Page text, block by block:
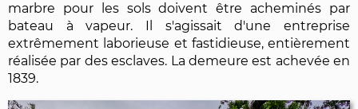
marbre pour les sols doivent être acheminés par
bateau à vapeur. Il s'agissait d'une entreprise
extrêmement laborieuse et fastidieuse, entièrement
réalisée par des esclaves. La demeure est achevée en
1839.